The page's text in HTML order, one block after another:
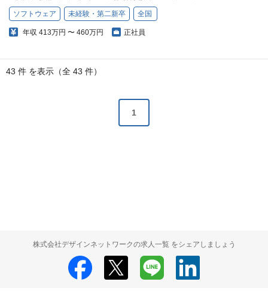
ソフトウェア 未経験・第二新卒 全国
年収 413万円 〜 460万円 正社員
43 件 を表示（全 43 件）
1
株式会社デザインネットワークの求人一覧 をシェアしましょう